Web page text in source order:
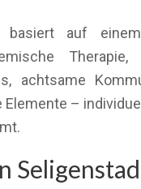
basiert auf
Therapie,
achtsame
–